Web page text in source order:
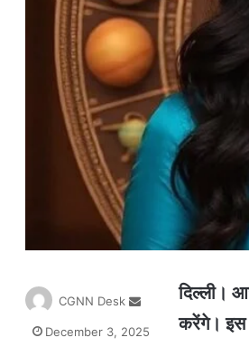
दिल्ली।
करेंगे। इस
CGNN Desk
n
December 3, 2025